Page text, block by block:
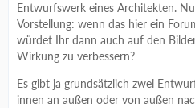
Entwurfswerk eines Architekten.
Vorstellung: wenn das hier ein
würdet Ihr dann auch auf den
Wirkung zu verbessern?
Es gibt ja grundsätzlich zwei
innen an außen oder von außen